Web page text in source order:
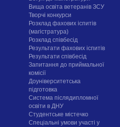
Вища освіта ветеранів ЗСУ
Творчі конкурси
Розклад фахових іспитів
(магістратура)
Розклад співбесід
Результати фахових іспитів
Результати співбесід
Запитання до приймальної
комісії
Доуніверситетська
підготовка
Система післядипломної
освіти в ДНУ
Cтудентське містечко
Спеціальні умови участі у